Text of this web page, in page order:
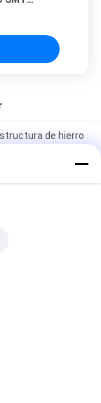
de hierro
de diseño
con 01005
de